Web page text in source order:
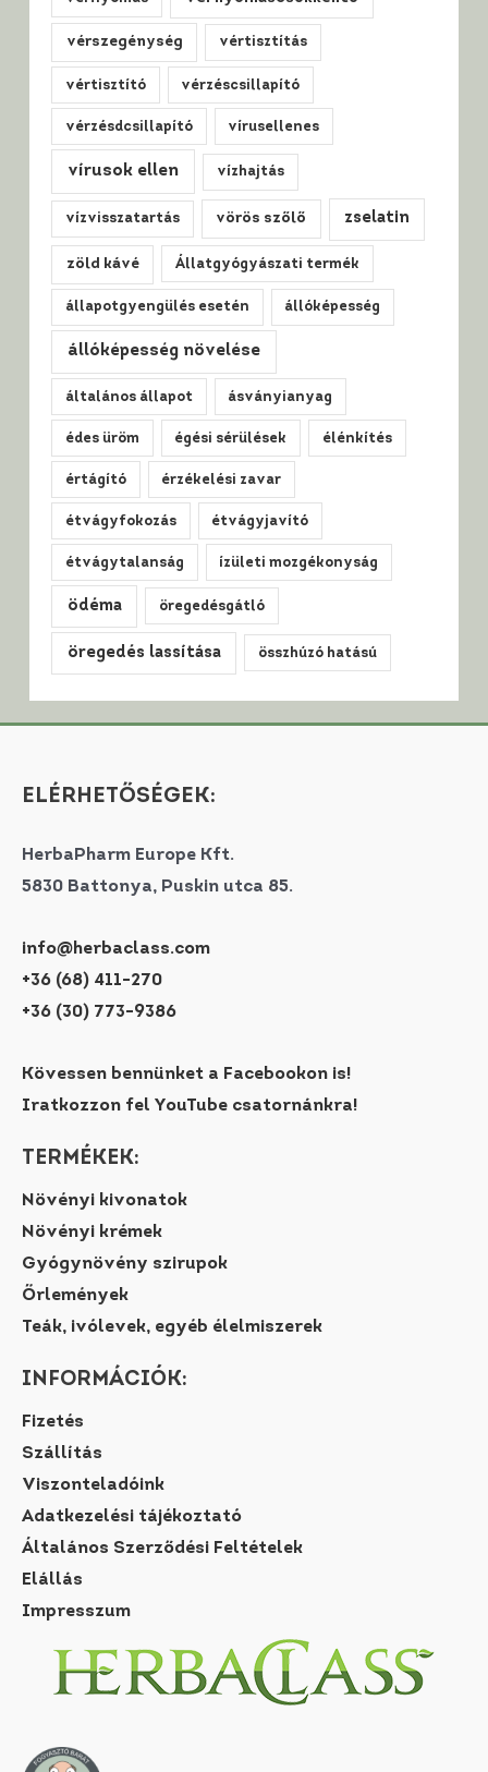
vérszegénység vértisztítás
vértisztító vérzéscsillapító
vérzésdcsillapító vírusellenes
vírusok ellen vízhajtás
vízvisszatartás vörös szőlő zselatin
zöld kávé Állatgyógyászati termék
állapotgyengülés esetén állóképesség
állóképesség növelése
általános állapot ásványianyag
édes üröm égési sérülések élénkítés
értágító érzékelési zavar
étvágyfokozás étvágyjavító
étvágytalanság ízületi mozgékonyság
ödéma öregedésgátló
öregedés lassítása összhúzó hatású
ELÉRHETŐSÉGEK:
HerbaPharm Europe Kft.
5830 Battonya, Puskin utca 85.
info@herbaclass.com
+36 (68) 411-270
+36 (30) 773-9386
Kövessen bennünket a Facebookon is!
Iratkozzon fel YouTube csatornánkra!
TERMÉKEK:
Növényi kivonatok
Növényi krémek
Gyógynövény szirupok
Őrlemények
Teák, ivólevek, egyéb élelmiszerek
INFORMÁCIÓK:
Fizetés
Szállítás
Viszonteladóink
Adatkezelési tájékoztató
Általános Szerződési Feltételek
Elállás
Impresszum